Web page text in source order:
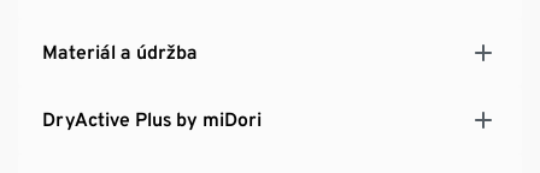
Materiál a údržba
DryActive Plus by miDori